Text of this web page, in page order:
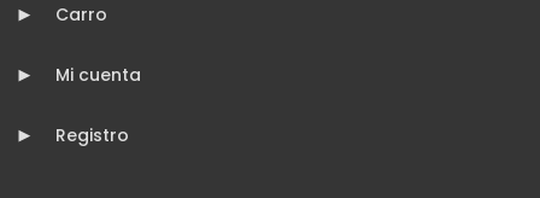
Carro
Mi cuenta
Registro